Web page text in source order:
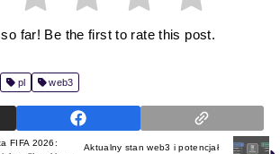
far! Be the first to rate this post.
pl web3
FIFA 2026:
Aktualny stan web3 i potencjał